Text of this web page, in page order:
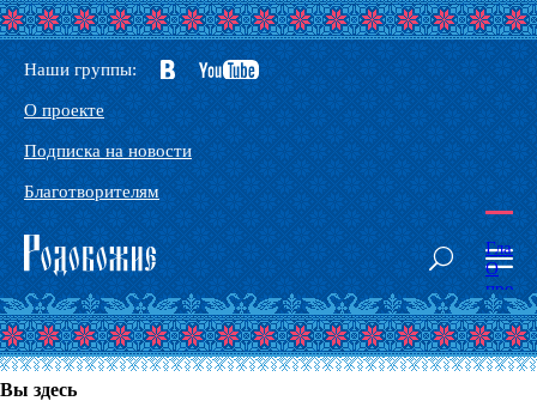
Наши группы:
О проекте
Подписка на новости
Благотворителям
О
Наши
Вы здесь